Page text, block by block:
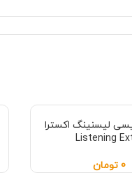
لیسنینگ اکسترا
Listening
0 تومان